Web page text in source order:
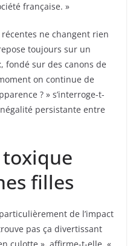
française. »
ne changent rien
toujours sur un
, fondé sur des canons de
on continue de
? » s’interroge-t-
persistante entre
toxique
filles
de l’impact
pas ça divertissant